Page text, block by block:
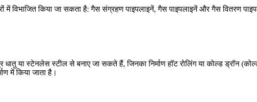
में विभाजित किया जा सकता है: गैस संग्रहण पाइपलाइनें, गैस पाइपलाइनें और गैस वितरण
धातु या स्टेनलेस स्टील से बनाए जा सकते हैं, जिनका निर्माण हॉट रोलिंग या कोल्ड ड्रॉन
में किया जाता है।